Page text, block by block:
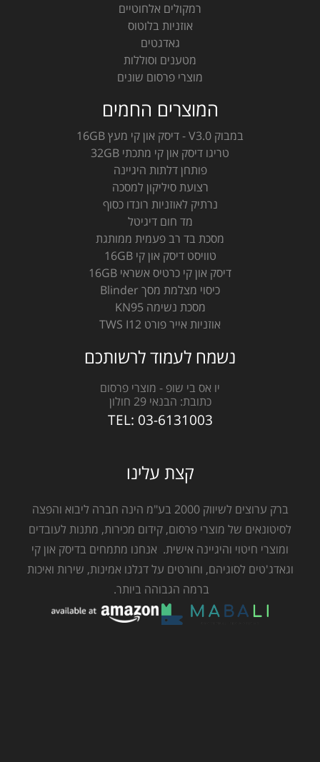
רמקולים אלחוטיים
אוזניות בלוטוס
גאדגטים
מטענים וסוללות
מוצרי פרסום שונים
המוצרים החמים
במבוק V3.0 - דיסק און קי מעץ 16GB
טריגו דיסק און קי מתכתי 32GB
פותחן דלתות היגיינה
רצועת סיליקון למסכה
נרתיק לאוזניות רונדו כסוף
מד חום דיגיטל
מסכת בד רב פעמית ממותגת
טוויסט דיסק און קי 16GB
דיסק און קי כרטיס אשראי 16GB
כיסוי מצלמת מסך Blinder
מסכת נשימה KN95
אוזניות אייר פורט TWS I12
נשמח לעמוד לרשותכם
יו אס בי שופ - מוצרי פרסום
כתובת: הבנאי 29 חולון
TEL: 03-6131003
קצת עלינו
ברק ערוצים לשיווק 2000 בע"מ הינה חברה ליבוא והפצה
לסיטונאים של מוצרי פרסום, קידום מכירות, מתנות לעובדים
ומוצרי חיטוי והיגיינה אישית. אנחנו מתמחים בדיסק און קי
וגאדג'טים לסוגיהם, וחורטים על דגלנו אמינות, שירות ואיכות
ברמה הגבוהה ביותר.